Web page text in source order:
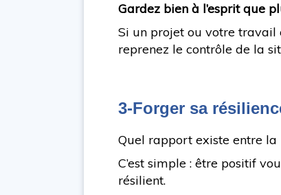
Gardez bien à l’esprit que
Si un projet ou votre travail
reprenez le contrôle de la
3-Forger sa
Quel rapport existe entre
C’est simple : être positif
résilient.